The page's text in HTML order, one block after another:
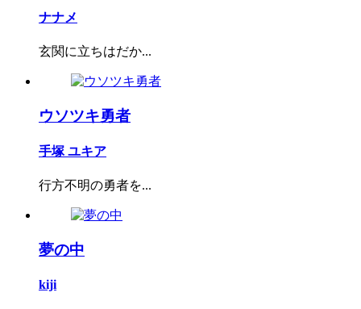
ナナメ
玄関に立ちはだか...
ウソツキ勇者
手塚 ユキア
行方不明の勇者を...
夢の中
kiji